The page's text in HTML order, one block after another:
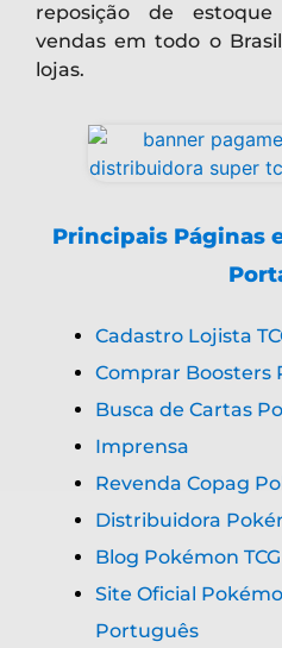
reposição de
vendas em todo o
lojas.
Principais Páginas
Cadastro Lojista
Comprar Boosters
Busca de Cartas
Imprensa
Revenda Copag
Distribuidora
Blog Pokémon TCG
Site Oficial
Português